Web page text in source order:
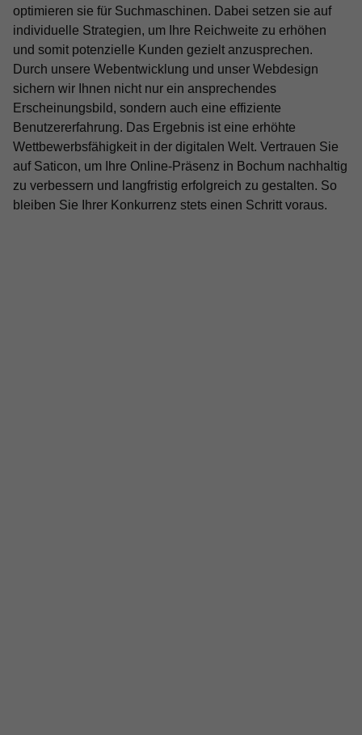
optimieren sie für Suchmaschinen. Dabei setzen sie auf
individuelle Strategien, um Ihre Reichweite zu erhöhen
und somit potenzielle Kunden gezielt anzusprechen.
Durch unsere Webentwicklung und unser Webdesign
sichern wir Ihnen nicht nur ein ansprechendes
Erscheinungsbild, sondern auch eine effiziente
Benutzererfahrung. Das Ergebnis ist eine erhöhte
Wettbewerbsfähigkeit in der digitalen Welt. Vertrauen Sie
auf Saticon, um Ihre Online-Präsenz in Bochum nachhaltig
zu verbessern und langfristig erfolgreich zu gestalten. So
bleiben Sie Ihrer Konkurrenz stets einen Schritt voraus.